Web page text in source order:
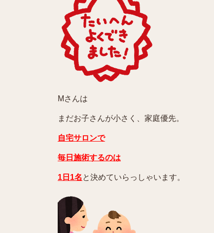
Mさんは
まだお子さんが小さく、家庭優先。
自宅サロンで
毎日施術するのは
1日1名 と決めていらっしゃいます。